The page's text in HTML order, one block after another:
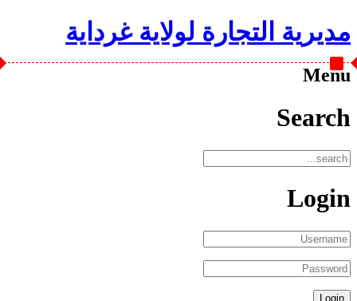
مديرية التجارة لولاية غرداية
Menu
Search
Login